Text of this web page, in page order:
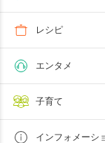
レシピ
エンタメ
子育て
インフォメーシ